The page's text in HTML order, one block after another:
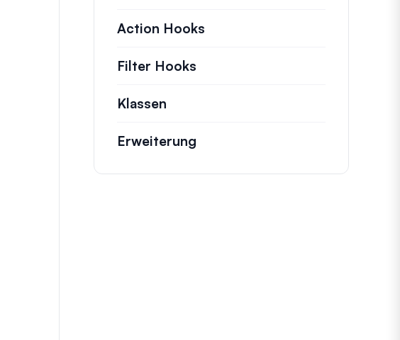
Action Hooks
Filter Hooks
Klassen
Erweiterung